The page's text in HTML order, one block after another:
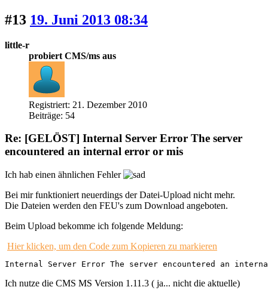
#13 19. Juni 2013 08:34
little-r
probiert CMS/ms aus
Registriert: 21. Dezember 2010
Beiträge: 54
Re: [GELÖST] Internal Server Error The server
encountered an internal error or mis
Ich hab einen ähnlichen Fehler
Bei mir funktioniert neuerdings der Datei-Upload nicht mehr.
Die Dateien werden den FEU's zum Download angeboten.
Beim Upload bekomme ich folgende Meldung:
Hier klicken, um den Code zum Kopieren zu markieren
Internal Server Error The server encountered an
Ich nutze die CMS MS Version 1.11.3 ( ja... nicht die aktuelle)